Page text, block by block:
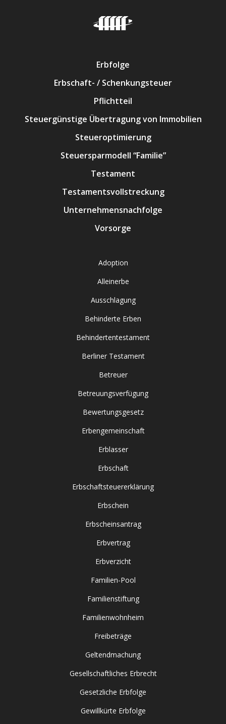
Erbfolge
Erbschaft- / Schenkungsteuer
Pflichtteil
Steuergünstige Übertragung von Immobilien
Steueroptimierung
Steuersparmodell “Familie”
Testament
Testamentsvollstreckung
Unternehmensnachfolge
Vorsorge
Adoption
Alleinerbe
Ausschlagung
Behinderte Erben
Behindertentestament
Berliner Testament
Betreuer
Betreuungsverfügung
Bewertungsgesetz
Erbengemeinschaft
Erblasser
Erbschaft
Erbschaftsteuererklärung
Erbschein
Erbscheinsantrag
Erbvertrag
Erbverzicht
Familien-Pool
Familienstiftung
Familienwohnheim
Freibeträge
Geltendmachung
Gesellschaftliches Erbrecht
Gesetzliche Erbfolge
Gewillkürte Erbfolge